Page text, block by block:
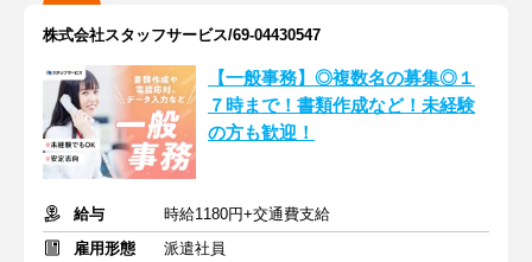
株式会社スタッフサービス/69-04430547
【一般事務】◎複数名の募集◎１
７時まで！書類作成など！未経験
の方も歓迎！
給与
時給1180円+交通費支給
雇用形態
派遣社員